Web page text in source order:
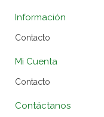
Información
Contacto
Mi Cuenta
Contacto
Contáctanos